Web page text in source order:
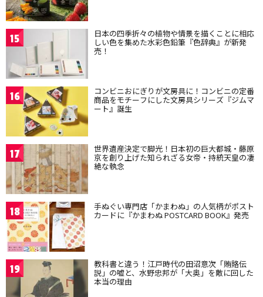
15 日本の四季折々の植物や情景を描くことに相応
しい色を集めた水彩色鉛筆『色辞典』が新発
売！
16 コンビニおにぎりが文房具に！コンビニの定番
商品をモチーフにした文房具シリーズ『ジムマ
ート』誕生
17 世界遺産決定で脚光！日本初の巨大都城・藤原
京を創り上げた知られざる女帝・持統天皇の凄
絶な執念
18 手ぬぐい専門店「かまわぬ」の人気柄がポスト
カードに『かまわぬ POSTCARD BOOK』発売
19 教科書と違う！江戸時代の田沼意次「賄賂伝
説」の嘘と、水野忠邦が「大奥」を敵に回した
本当の理由